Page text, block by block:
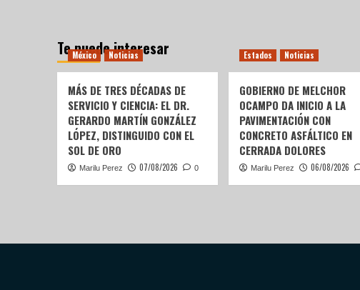
Te puede interesar
México Noticias
MÁS DE TRES DÉCADAS DE
SERVICIO Y CIENCIA: EL DR.
GERARDO MARTÍN GONZÁLEZ
LÓPEZ, DISTINGUIDO CON EL
SOL DE ORO
Marilu Perez 07/08/2026 0
Estados Noticias
GOBIERNO DE MELCHOR
OCAMPO DA INICIO A LA
PAVIMENTACIÓN CON
CONCRETO ASFÁLTICO EN
CERRADA DOLORES
Marilu Perez 06/08/2026